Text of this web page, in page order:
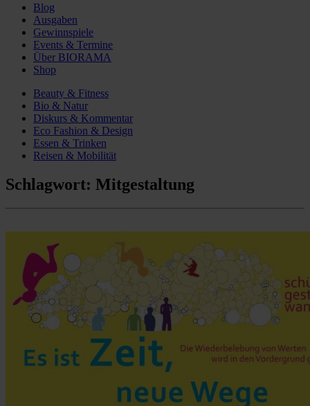
Blog
Ausgaben
Gewinnspiele
Events & Termine
Über BIORAMA
Shop
Beauty & Fitness
Bio & Natur
Diskurs & Kommentar
Eco Fashion & Design
Essen & Trinken
Reisen & Mobilität
Schlagwort: Mitgestaltung